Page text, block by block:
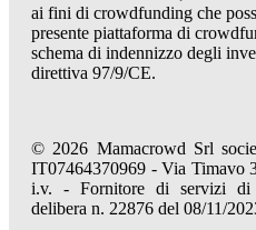
ai fini di crowdfunding che
presente piattaforma di
schema di indennizzo degli
direttiva 97/9/CE.
© 2026 Mamacrowd Srl
IT07464370969 - Via Timavo
i.v. - Fornitore di servizi di
delibera n. 22876 del 08/11/